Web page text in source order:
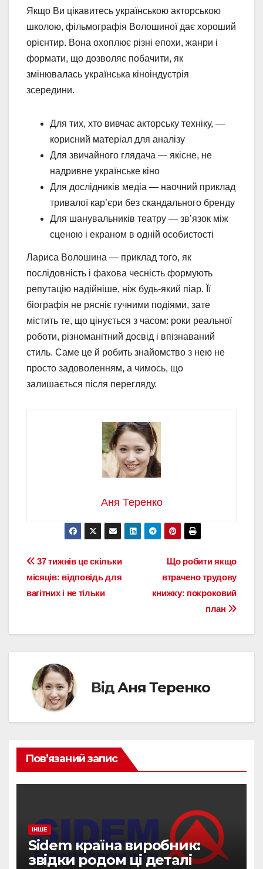
Якщо Ви цікавитесь українською акторською
школою, фільмографія Волошиної дає хороший
орієнтир. Вона охоплює різні епохи, жанри і
формати, що дозволяє побачити, як
змінювалась українська кіноіндустрія
зсередини.
Для тих, хто вивчає акторську техніку, —
корисний матеріал для аналізу
Для звичайного глядача — якісне, не
надривне українське кіно
Для дослідників медіа — наочний приклад
тривалої кар’єри без скандального бренду
Для шанувальників театру — зв’язок між
сценою і екраном в одній особистості
Лариса Волошина — приклад того, як
послідовність і фахова чесність формують
репутацію надійніше, ніж будь-який піар. Її
біографія не рясніє гучними подіями, зате
містить те, що цінується з часом: роки реальної
роботи, різноманітний досвід і впізнаваний
стиль. Саме це й робить знайомство з нею не
просто задоволенням, а чимось, що
залишається після перегляду.
Аня Теренко
Навігація
записів
Що робити якщо
втрачено трудову
книжку: покроковий
план
37 тижнів це скільки
місяців: відповідь для
вагітних і не тільки
ВідАня Теренко
Пов’язаний запис
ІНШЕ
Sidem країна виробник:
звідки родом ці деталі